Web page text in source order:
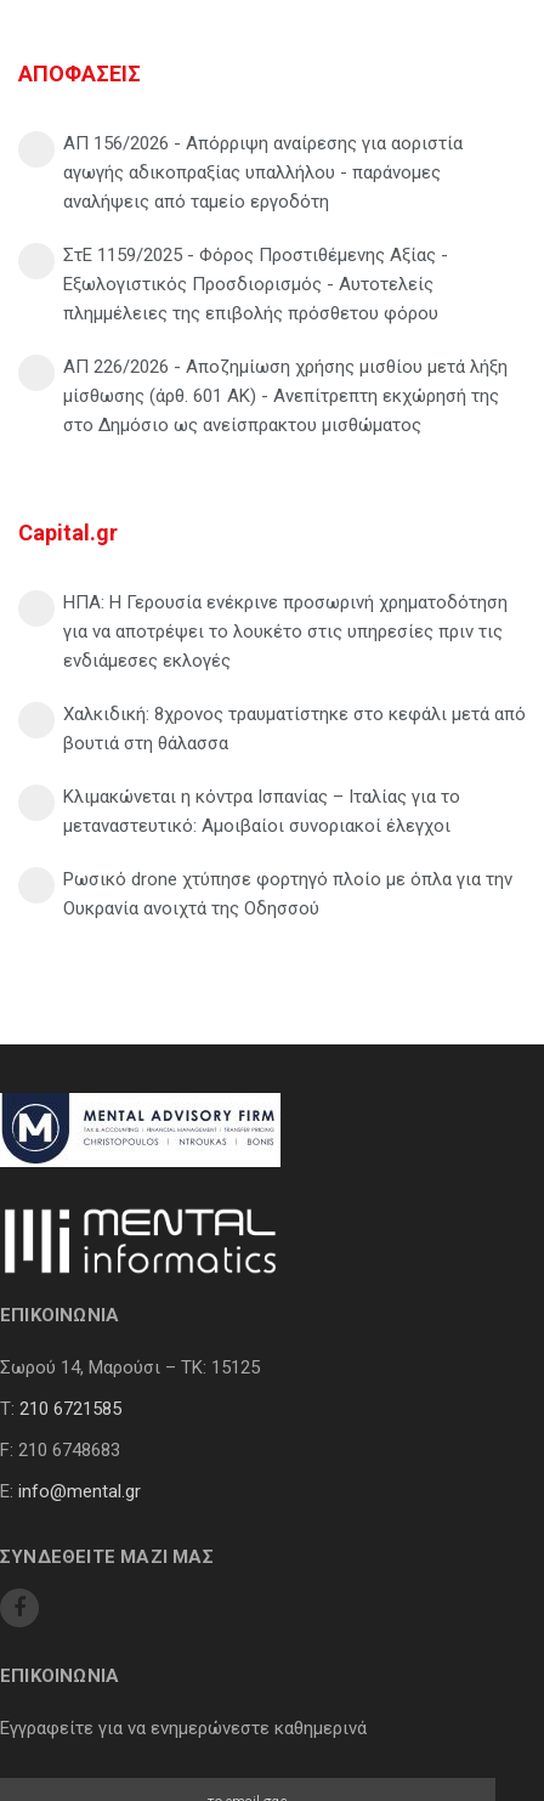
ΑΠΟΦΑΣΕΙΣ
ΑΠ 156/2026 - Απόρριψη αναίρεσης για αοριστία
αγωγής αδικοπραξίας υπαλλήλου - παράνομες
αναλήψεις από ταμείο εργοδότη
ΣτΕ 1159/2025 - Φόρος Προστιθέμενης Αξίας -
Εξωλογιστικός Προσδιορισμός - Αυτοτελείς
πλημμέλειες της επιβολής πρόσθετου φόρου
ΑΠ 226/2026 - Αποζημίωση χρήσης μισθίου μετά λήξη
μίσθωσης (άρθ. 601 ΑΚ) - Ανεπίτρεπτη εκχώρησή της
στο Δημόσιο ως ανείσπρακτου μισθώματος
Capital.gr
ΗΠΑ: Η Γερουσία ενέκρινε προσωρινή χρηματοδότηση
για να αποτρέψει το λουκέτο στις υπηρεσίες πριν τις
ενδιάμεσες εκλογές
Χαλκιδική: 8χρονος τραυματίστηκε στο κεφάλι μετά από
βουτιά στη θάλασσα
Κλιμακώνεται η κόντρα Ισπανίας – Ιταλίας για το
μεταναστευτικό: Αμοιβαίοι συνοριακοί έλεγχοι
Ρωσικό drone χτύπησε φορτηγό πλοίο με όπλα για την
Ουκρανία ανοιχτά της Οδησσού
ΕΠΙΚΟΙΝΩΝΙΑ
Σωρού 14, Μαρούσι – ΤΚ: 15125
Τ: 210 6721585
F: 210 6748683
E: info@mental.gr
ΣΥΝΔΕΘΕΙΤΕ ΜΑΖΙ ΜΑΣ
ΕΠΙΚΟΙΝΩΝΙΑ
Εγγραφείτε για να ενημερώνεστε καθημερινά